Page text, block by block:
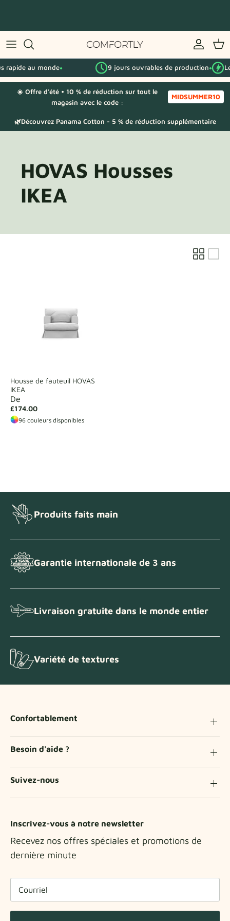
contenu
Par série IKEA
Par catégorie
Échantillons de tissu
rapide au monde● 9 jours ouvrables de production●
☀️ Offre d'été • 10 % de réduction sur tout le
magasin avec le code :
MIDSUMMER10
🌿Découvrez Panama Cotton - 5 % de réduction supplémentaire
HOVAS Housses
IKEA
Housse de fauteuil HOVAS
IKEA
De
£174.00
96 couleurs disponibles
Produits faits main
Garantie internationale de 3 ans
Livraison gratuite dans le monde entier
Variété de textures
Inscrivez-vous à notre newsletter
Recevez nos offres spéciales et promotions de
dernière minute
Confortablement
Besoin d'aide ?
Suivez-nous